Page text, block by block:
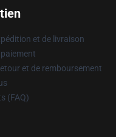
et de livraison
et de remboursement
(FAQ)